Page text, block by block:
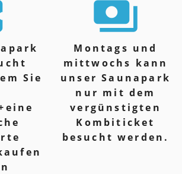
Sie
payments
Montags und
mittwochs kann
unser Saunapark
nur mit dem
vergünstigten
Kombiticket
besucht werden.